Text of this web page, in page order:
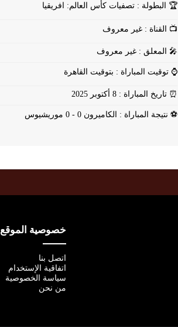
🏆 البطولة : تصفيات كأس العالم: افريقيا
📺 القناة : غير معروف
🎤 المعلق : غير معروف
⌚ توقيت المباراة : بتوقيت القاهرة
⏰ تاريخ المباراة : 8 أكتوبر 2025
⚽ نتيجة المباراة : الكاميرون 0 - 0 موريشيوس
خصوصية الموقع
اتصل بنا
اتفاقية الإستخدام
سياسة الخصوصية
من نحن